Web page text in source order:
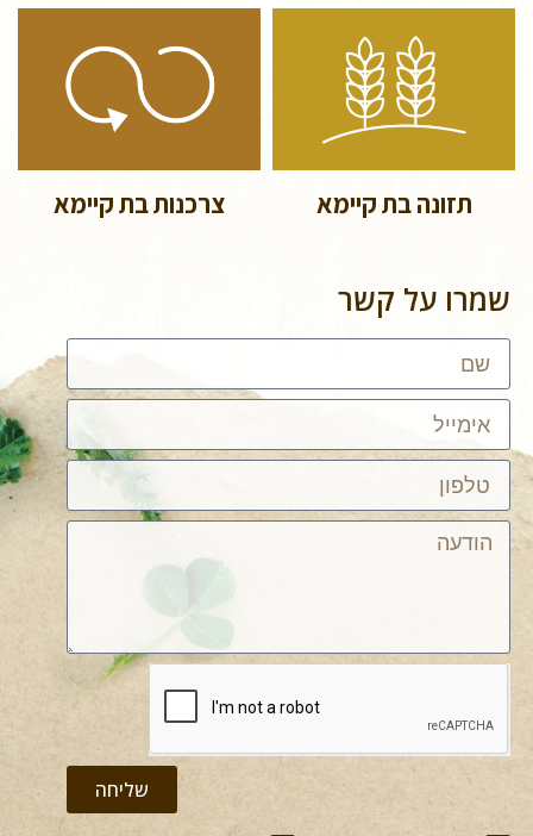
תזונה בת קיימא צרכנות בת קיימא
שמרו על קשר
שליחה